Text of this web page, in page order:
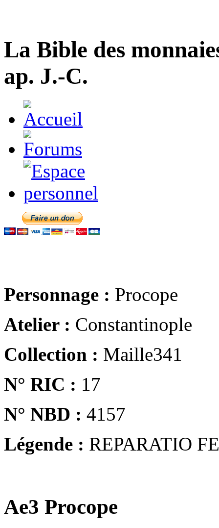
La Bible des
ap. J.-C.
Personnage : Procope
Atelier : Constantinople
Collection : Maille341
N° RIC : 17
N° NBD : 4157
Légende : REPARATIO
Ae3 Procope